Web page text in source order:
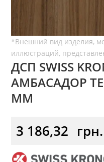
ДСП SWISS
АМБАСАДОР
ММ
3 186,32 грн.